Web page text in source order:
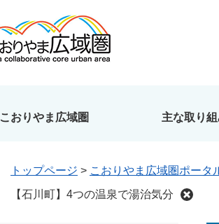
こおりやま広域圏 主な取り
トップページ > こおりやま広域圏ポータ
【石川町】4つの温泉で湯治気分